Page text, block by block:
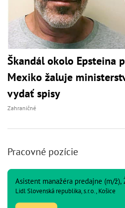
Škandál okolo Epsteina
Mexiko žaluje
vydať spisy
Zahraničné
Pracovné pozície
Asistent manažéra predajne (m/ž),
Lidl Slovenská republika, s.r.o., Košice